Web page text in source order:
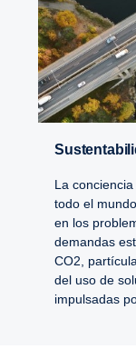
La
todo el
en los
demandas
CO2,
del uso de
impulsadas